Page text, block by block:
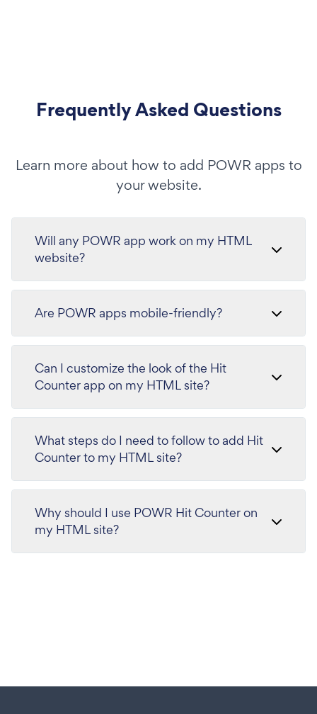
Frequently Asked Questions
Learn more about how to add POWR apps to
your website.
Will any POWR app work on my HTML
website?
Are POWR apps mobile-friendly?
Can I customize the look of the Hit
Counter app on my HTML site?
What steps do I need to follow to add Hit
Counter to my HTML site?
Why should I use POWR Hit Counter on
my HTML site?